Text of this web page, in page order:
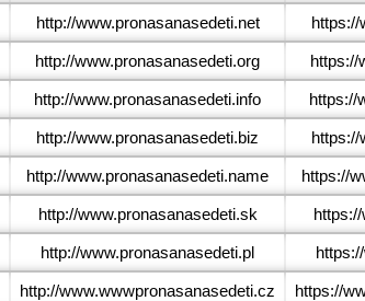
http://www.pronasanasedeti.net https://
http://www.pronasanasedeti.org https://
http://www.pronasanasedeti.info https://
http://www.pronasanasedeti.biz https://
http://www.pronasanasedeti.name https://
http://www.pronasanasedeti.sk
http://www.pronasanasedeti.pl
http://www.wwwpronasanasedeti.cz https://